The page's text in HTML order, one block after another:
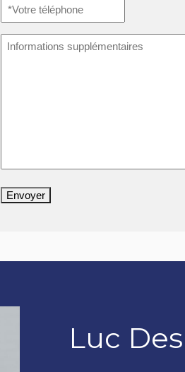
téléphone*
supplémentaires
Envoyer
Luc